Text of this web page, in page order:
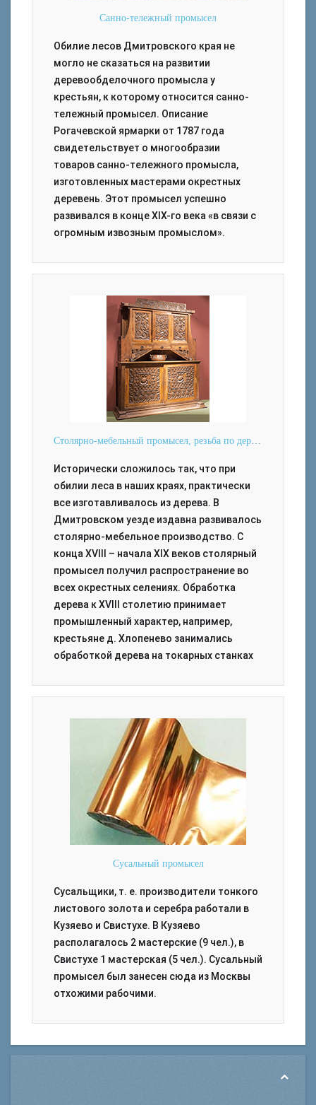
Санно-тележный промысел
Обилие лесов Дмитровского края не
могло не сказаться на развитии
деревообделочного промысла у
крестьян, к которому относится санно-
тележный промысел. Описание
Рогачевской ярмарки от 1787 года
свидетельствует о многообразии
товаров санно-тележного промысла,
изготовленных мастерами окрестных
деревень. Этот промысел успешно
развивался в конце XIX-го века «в связи с
огромным извозным промыслом».
Столярно-мебельный промысел, резьба по дереву
Исторически сложилось так, что при
обилии леса в наших краях, практически
все изготавливалось из дерева. В
Дмитровском уезде издавна развивалось
столярно-мебельное производство. С
конца XVIII – начала XIX веков столярный
промысел получил распространение во
всех окрестных селениях. Обработка
дерева к XVIII столетию принимает
промышленный характер, например,
крестьяне д. Хлопенево занимались
обработкой дерева на токарных станках
Сусальный промысел
Сусальщики, т. е. производители тонкого
листового золота и серебра работали в
Кузяево и Свистухе. В Кузяево
располагалось 2 мастерские (9 чел.), в
Свистухе 1 мастерская (5 чел.). Сусальный
промысел был занесен сюда из Москвы
отхожими рабочими.